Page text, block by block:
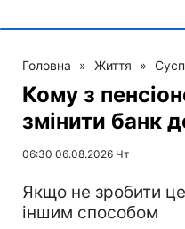
Головна » Життя »
Кому з
змінити банк
06:30 06.08.2026 Чт
Якщо не зробити
іншим способом